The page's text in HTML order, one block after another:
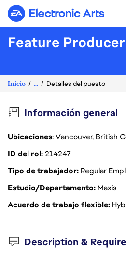
Electronic Arts
Feature Producer
Inicio ... Detalles del puesto
Información general
Ubicaciones: Vancouver, British
ID del rol214247
Tipo de trabajador Regular
Estudio/Departamento Maxis
Acuerdo de trabajo flexible
Description &